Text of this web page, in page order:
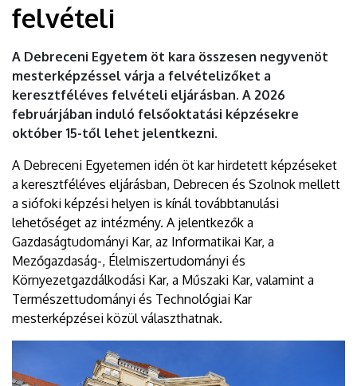
felvételi
A Debreceni Egyetem öt kara összesen negyvenöt
mesterképzéssel várja a felvételizőket a
keresztféléves felvételi eljárásban. A 2026
februárjában induló felsőoktatási képzésekre
október 15-től lehet jelentkezni.
A Debreceni Egyetemen idén öt kar hirdetett képzéseket
a keresztféléves eljárásban, Debrecen és Szolnok mellett
a siófoki képzési helyen is kínál továbbtanulási
lehetőséget az intézmény. A jelentkezők a
Gazdaságtudományi Kar, az Informatikai Kar, a
Mezőgazdaság-, Élelmiszertudományi és
Környezetgazdálkodási Kar, a Műszaki Kar, valamint a
Természettudományi és Technológiai Kar
mesterképzései közül választhatnak.